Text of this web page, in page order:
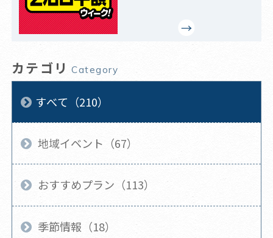
カテゴリ Category
すべて（210）
地域イベント（67）
おすすめプラン（113）
季節情報（18）